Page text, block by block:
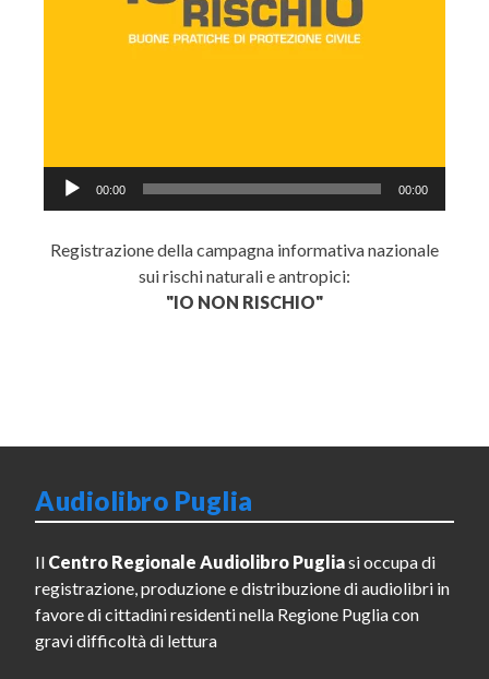
Audio
00:00 00:00
Registrazione della campagna informativa nazionale
sui rischi naturali e antropici:
"IO NON RISCHIO"
Audiolibro Puglia
Il Centro Regionale Audiolibro Pugliasi occupa di
registrazione, produzione e distribuzione di audiolibri in
favore di cittadini residenti nella Regione Puglia con
gravi difficoltà di lettura